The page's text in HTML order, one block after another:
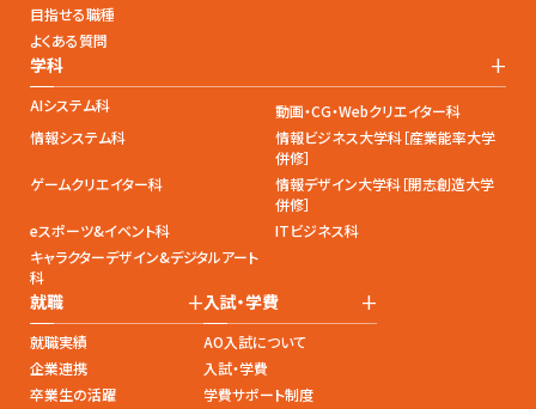
目指せる職種
よくある質問
学科 +
AIシステム科
動画・CG・Webクリエイター科
情報システム科
情報ビジネス大学科［産業能率大学
併修］
ゲームクリエイター科
情報デザイン大学科［開志創造大学
併修］
eスポーツ&イベント科
ITビジネス科
キャラクターデザイン&デジタルアート
科
就職 +
就職実績
企業連携
卒業生の活躍
入試・学費 +
AO入試について
入試・学費
学費サポート制度